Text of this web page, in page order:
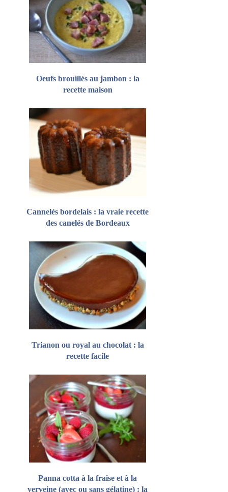
Oeufs brouillés au jambon : la
recette maison
Cannelés bordelais : la vraie recette
des canelés de Bordeaux
Trianon ou royal au chocolat : la
recette facile
Panna cotta à la fraise et à la
verveine (avec ou sans gélatine) : la